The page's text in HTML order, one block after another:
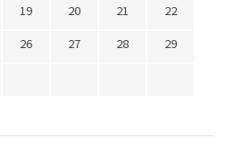
19 20 21
22
26 27 28
29